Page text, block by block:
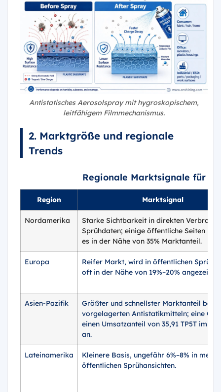
Antistatisches Aerosolspray mit hygroskopischem,
leitfähigem Filmmechanismus.
2. Marktgröße und regionale
Trends
Regionale Marktsignale für
Region Marktsignal
Nordamerika
Starke Sichtbarkeit in direkten
Sprühdaten; einige öffentliche Seiten
es in der Nähe von 35% Marktanteil.
Europa
Reifer Markt, wird in öffentlichen
oft in der Nähe von 19%–20% angezeigt.
Asien-Pazifik
Größter und schnellster Marktanteil bei
vorgelagerten Antistatikmitteln; eine
einen Umsatzanteil von 35,91 TP5T im
an.
Lateinamerika
Kleinere Basis, ungefähr 6%–8% in
öffentlichen Sprühansichten.